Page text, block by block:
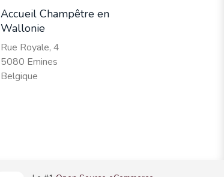
Accueil Champêtre en
Wallonie
Rue Royale, 4
5080 Emines
Belgique